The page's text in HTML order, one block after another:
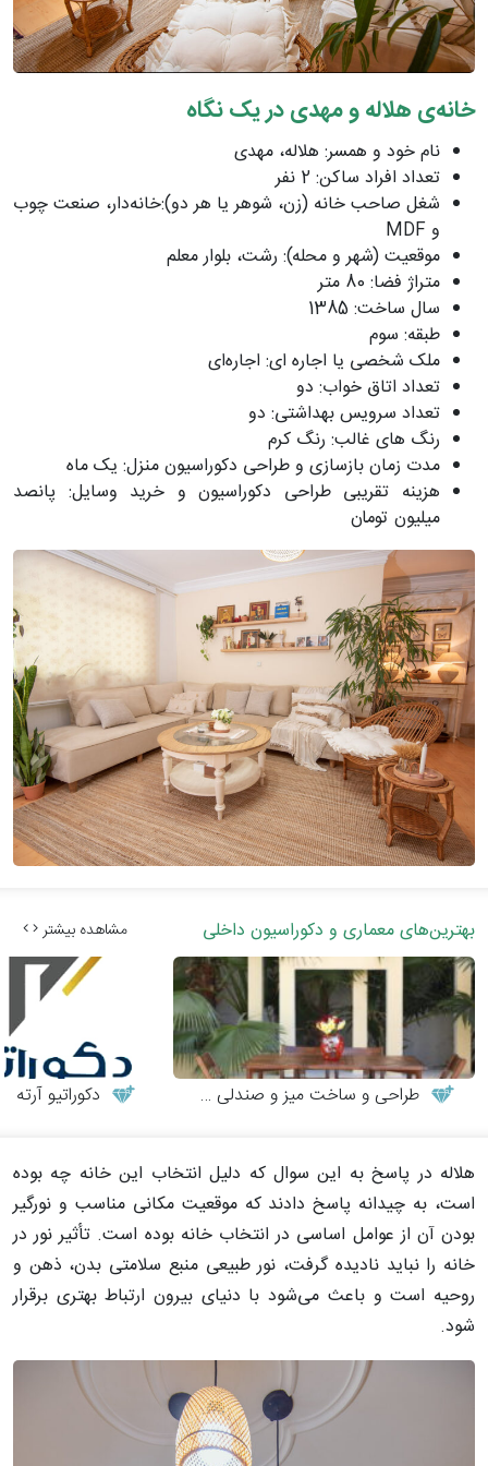
خانه‌ی هلاله و مهدی در یک نگاه
نام خود و همسر: هلاله، مهدی
تعداد افراد ساکن: 2 نفر
شغل صاحب خانه (زن، شوهر یا هر دو):خانه‌دار، صنعت چوب
و MDF
موقعیت (شهر و محله): رشت، بلوار معلم
متراژ فضا: 80 متر
سال ساخت: 1385
طبقه: سوم
ملک شخصی یا اجاره ای: اجاره‌ای
تعداد اتاق خواب: دو
تعداد سرویس بهداشتی: دو
رنگ های غالب: رنگ کرم
مدت زمان بازسازی و طراحی دکوراسیون منزل: یک ماه
هزینه تقریبی طراحی دکوراسیون و خرید وسایل: پانصد
میلیون تومان
بهترین‌های معماری و دکوراسیون داخلی مشاهده بیشتر
طراحی و ساخت میز و صندلی چوبی دکوراتیو آرته
هلاله در پاسخ به این سوال که دلیل انتخاب این خانه چه بوده
است، به چیدانه پاسخ دادند که موقعیت مکانی مناسب و نورگیر
بودن آن از عوامل اساسی در انتخاب خانه بوده است. تأثیر نور در
خانه را نباید نادیده گرفت، نور طبیعی منبع سلامتی بدن، ذهن و
روحیه است و باعث می‌شود با دنیای بیرون ارتباط بهتری برقرار
شود.